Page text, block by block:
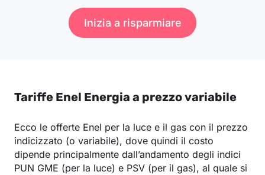
Inizia a risparmiare
Tariffe Enel Energia a prezzo variabile
Ecco le offerte Enel per la luce e il gas con il prezzo
indicizzato (o variabile), dove quindi il costo
dipende principalmente dall’andamento degli indici
PUN GME (per la luce) e PSV (per il gas), al quale si